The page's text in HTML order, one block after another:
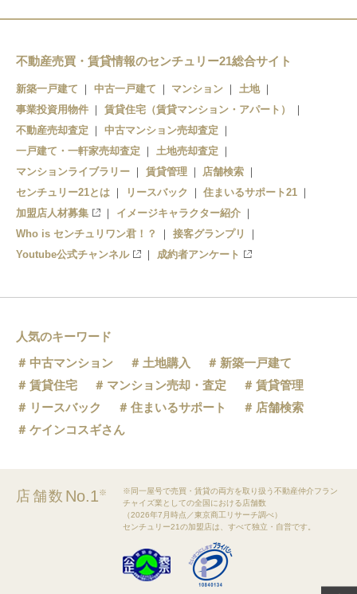
紀和
和歌山市
不動産売買・賃貸情報のセンチュリー21総合サイト
新築一戸建て 中古一戸建て マンション
土地
事業投資用物件
賃貸住宅（賃貸マンション・アパート）
不動産売却査定
中古マンション売却査定
一戸建て・一軒家売却査定
土地売却査定
マンションライブラリー
賃貸管理
店舗検索
センチュリー21とは
リースバック
住まいるサポート21
加盟店人材募集
イメージキャラクター紹介
Who is センチュリワン君！？
接客グランプリ
Youtube公式チャンネル
成約者アンケート
人気のキーワード
中古マンション
土地購入
新築一戸建て
賃貸住宅
マンション売却・査定
賃貸管理
リースバック
住まいるサポート
店舗検索
ケインコスギさん
店舗数 No.1※
※同一屋号で売買・賃貸の両方を取り扱う不動産仲介フラン
チャイズ業としての全国における店舗数
（2026年7月時点／東京商工リサーチ調べ）
センチュリー21の加盟店は、すべて独立・自営です。